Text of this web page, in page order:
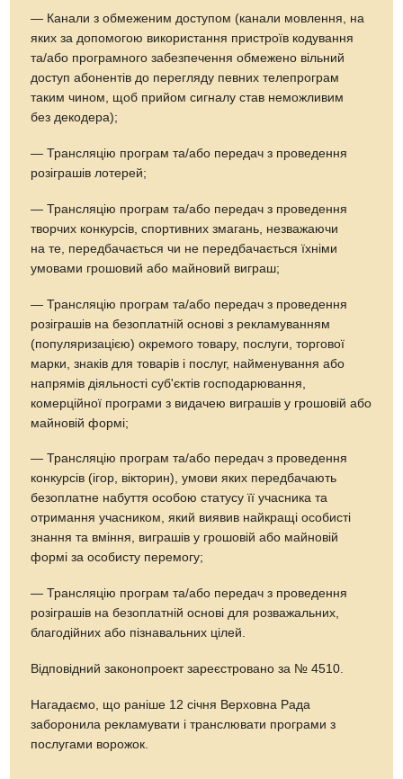
— Канали з обмеженим доступом (канали мовлення, на
яких за допомогою використання пристроїв кодування
та/або програмного забезпечення обмежено вільний
доступ абонентів до перегляду певних телепрограм
таким чином, щоб прийом сигналу став неможливим
без декодера);
— Трансляцію програм та/або передач з проведення
розіграшів лотерей;
— Трансляцію програм та/або передач з проведення
творчих конкурсів, спортивних змагань, незважаючи
на те, передбачається чи не передбачається їхніми
умовами грошовий або майновий виграш;
— Трансляцію програм та/або передач з проведення
розіграшів на безоплатній основі з рекламуванням
(популяризацією) окремого товару, послуги, торгової
марки, знаків для товарів і послуг, найменування або
напрямів діяльності суб'єктів господарювання,
комерційної програми з видачею виграшів у грошовій або
майновій формі;
— Трансляцію програм та/або передач з проведення
конкурсів (ігор, вікторин), умови яких передбачають
безоплатне набуття особою статусу її учасника та
отримання учасником, який виявив найкращі особисті
знання та вміння, виграшів у грошовій або майновій
формі за особисту перемогу;
— Трансляцію програм та/або передач з проведення
розіграшів на безоплатній основі для розважальних,
благодійних або пізнавальних цілей.
Відповідний законопроект зареєстровано за № 4510.
Нагадаємо, що раніше 12 січня Верховна Рада
заборонила рекламувати і транслювати програми з
послугами ворожок.